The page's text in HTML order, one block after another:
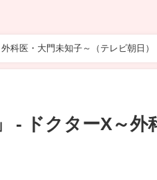
科医・大門未知子～（テレビ朝日）
- ドクターX～外